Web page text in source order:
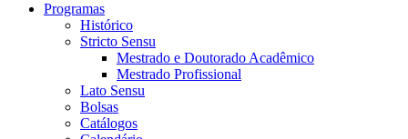
Programas
Histórico
Stricto Sensu
Mestrado e Doutorado Acadêmico
Mestrado Profissional
Lato Sensu
Bolsas
Catálogos